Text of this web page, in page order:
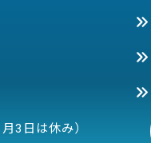
3日は休み）